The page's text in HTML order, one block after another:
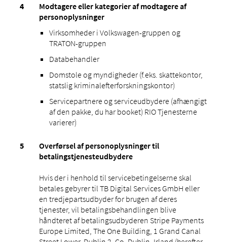
Modtagere eller kategorier af modtagere af
personoplysninger
Virksomheder i Volkswagen-gruppen og
TRATON-gruppen
Databehandler
Domstole og myndigheder (f.eks. skattekontor,
statslig kriminalefterforskningskontor)
Servicepartnere og serviceudbydere (afhængigt
af den pakke, du har booket) RIO Tjenesterne
varierer)
Overførsel af personoplysninger til
betalingstjenesteudbydere
Hvis der i henhold til servicebetingelserne skal
betales gebyrer til TB Digital Services GmbH eller
en tredjepartsudbyder for brugen af ​​deres
tjenester, vil betalingsbehandlingen blive
håndteret af betalingsudbyderen Stripe Payments
Europe Limited, The One Building, 1 Grand Canal